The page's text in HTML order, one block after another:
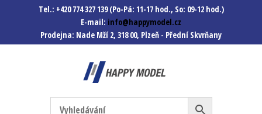
Tel.: +420 774 327 139 (Po-Pá: 11-17 hod., So: 09-12 hod.)
E-mail: info@happymodel.cz
Prodejna: Nade Mží 2, 318 00, Plzeň - Přední Skvrňany
Happymodel.cz
Modely autíček, modelová
železnice, mašinky, vagóny a